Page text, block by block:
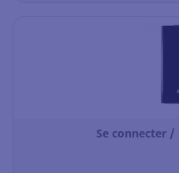
Se connecter